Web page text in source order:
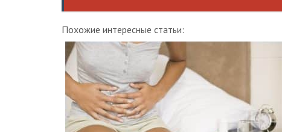
Похожие интересные статьи: